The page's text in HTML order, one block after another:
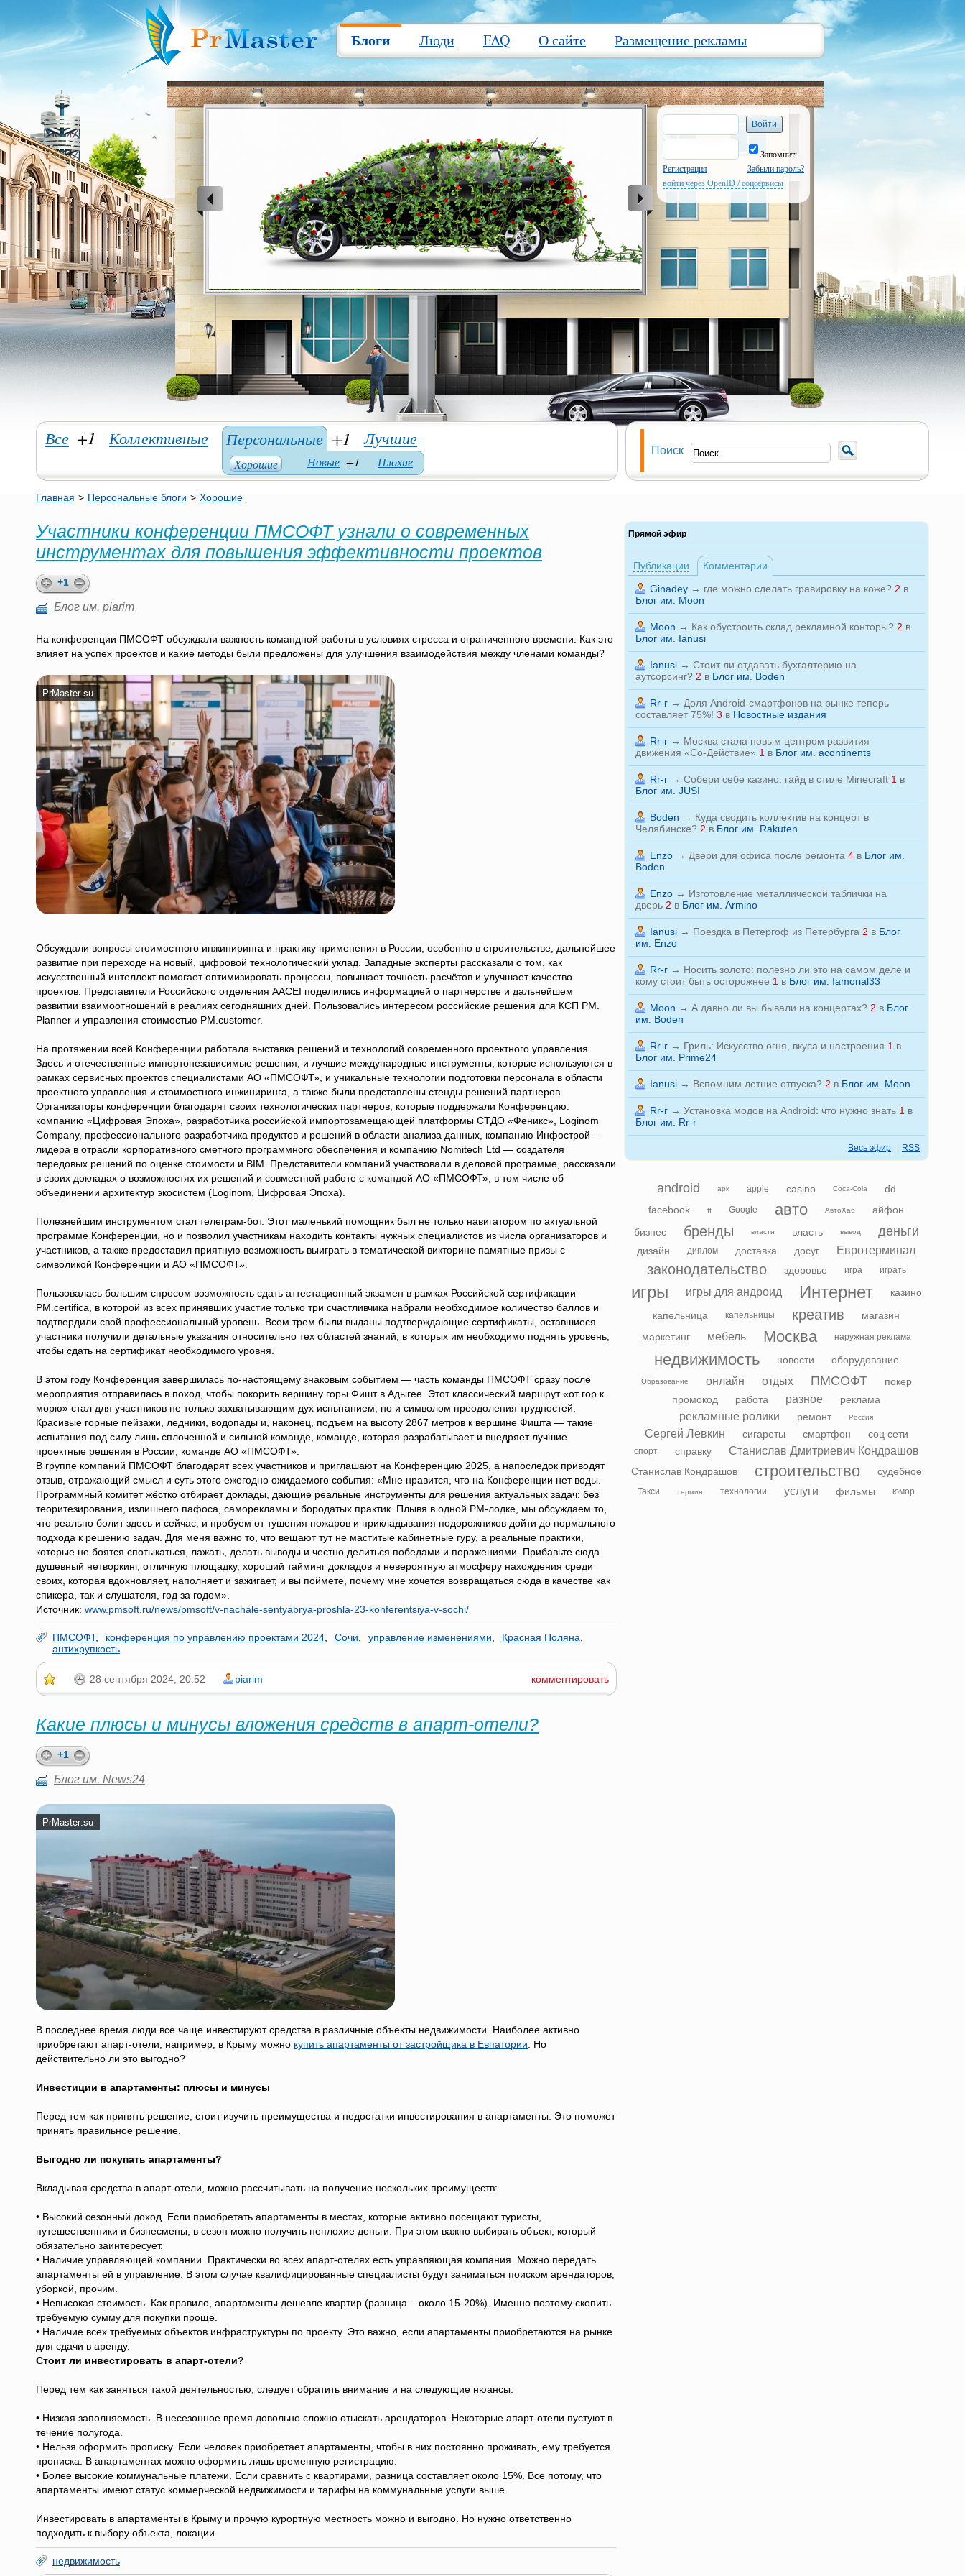
Блоги Люди FAQ О сайте Размещение рекламы
Запомнить
Регистрация
Забыли пароль?
войти через OpenID / соцсервисы
Все +1 Коллективные Персональные +1
Хорошие Новые +1 Плохие
Лучшие
Поиск
Главная > Персональные блоги > Хорошие
Участники конференции ПМСОФТ узнали о современных
инструментах для повышения эффективности проектов
+1
Блог им. piarim
На конференции ПМСОФТ обсуждали важность командной работы в условиях стресса и ограниченного времени. Как это
влияет на успех проектов и какие методы были предложены для улучшения взаимодействия между членами команды?
Обсуждали вопросы стоимостного инжиниринга и практику применения в России, особенно в строительстве, дальнейшее
развитие при переходе на новый, цифровой технологический уклад. Западные эксперты рассказали о том, как
искусственный интеллект помогает оптимизировать процессы, повышает точность расчётов и улучшает качество
проектов. Представители Российского отделения AACEI поделились информацией о партнерстве и дальнейшем
развитии взаимоотношений в реалиях сегодняшних дней. Пользовались интересом российские решения для КСП PM.
Planner и управления стоимостью PM.customer.
На протяжении всей Конференции работала выставка решений и технологий современного проектного управления.
Здесь и отечественные импортонезависимые решения, и лучшие международные инструменты, которые используются в
рамках сервисных проектов специалистами АО «ПМСОФТ», и уникальные технологии подготовки персонала в области
проектного управления и стоимостного инжиниринга, а также были представлены стенды решений партнеров.
Организаторы конференции благодарят своих технологических партнеров, которые поддержали Конференцию:
компанию «Цифровая Эпоха», разработчика российской импортозамещающей платформы СТДО «Феникс», Loginom
Company, профессионального разработчика продуктов и решений в области анализа данных, компанию Инфострой –
лидера в отрасли корпоративного сметного программного обеспечения и компанию Nomitech Ltd — создателя
передовых решений по оценке стоимости и BIM. Представители компаний участвовали в деловой программе, рассказали
в своих докладах о возможностях их решений и совместной работе с командой АО «ПМСОФТ», в том числе об
объединении архитектур экосистем (Loginom, Цифровая Эпоха).
Полезнейшим инструментом стал телеграм-бот. Этот маленький помощник был не только навигатором по актуальной
программе Конференции, но и позволил участникам находить контакты нужных специалистов из числа организаторов и
участников, а также предоставил приятную возможность выиграть в тематической викторине памятные призы с
символикой Конференции и АО «ПМСОФТ».
Пользовалась большим спросом возможность сдать аттестационный экзамен в рамках Российской сертификации
PM.certifica, в которой из всех принявших участие только три счастливчика набрали необходимое количество баллов и
подтвердили свой профессиональный уровень. Всем трем были выданы подтверждающие сертификаты, оставшиеся
участники получили детальные указания относительно тех областей знаний, в которых им необходимо поднять уровень,
чтобы сдать на сертификат необходимого уровня.
В этом году Конференция завершилась по-настоящему знаковым событием — часть команды ПМСОФТ сразу после
мероприятия отправилась в поход, чтобы покорить вершину горы Фишт в Адыгее. Этот классический маршрут «от гор к
морю» стал для участников не только захватывающим дух испытанием, но и символом преодоления трудностей.
Красивые горные пейзажи, ледники, водопады и, наконец, подъем на высоту 2867 метров к вершине Фишта — такие
испытания под силу лишь сплоченной и сильной команде, команде, которая разрабатывает и внедряет лучшие
проектные решения в России, команде АО «ПМСОФТ».
В группе компаний ПМСОФТ благодарят всех участников и приглашают на Конференцию 2025, а напоследок приводят
отзыв, отражающий смысл и суть этого ежегодно ожидаемого события: «Мне нравится, что на Конференции нет воды.
Программный комитет жёстко отбирает доклады, дающие реальные инструменты для решения актуальных задач: без
теоритезирования, излишнего пафоса, саморекламы и бородатых практик. Плывя в одной РМ-лодке, мы обсуждаем то,
что реально болит здесь и сейчас, и пробуем от тушения пожаров и прикладывания подорожников дойти до нормального
подхода к решению задач. Для меня важно то, что вещают тут не маститые кабинетные гуру, а реальные практики,
которые не боятся спотыкаться, лажать, делать выводы и честно делиться победами и поражениями. Прибавьте сюда
душевный нетворкинг, отличную площадку, хороший тайминг докладов и невероятную атмосферу нахождения среди
своих, которая вдохновляет, наполняет и зажигает, и вы поймёте, почему мне хочется возвращаться сюда в качестве как
спикера, так и слушателя, год за годом».
Источник: www.pmsoft.ru/news/pmsoft/v-nachale-sentyabrya-proshla-23-konferentsiya-v-sochi/
ПМСОФТ, конференция по управлению проектами 2024 Сочи управление изменениями Красная Поляна
антихрупкость
28 сентября 2024, 20:52 piarim комментировать
Какие плюсы и минусы вложения средств в апарт-отели?
+1
Блог им. News24
В последнее время люди все чаще инвестируют средства в различные объекты недвижимости. Наиболее активно
приобретают апарт-отели, например, в Крыму можно купить апартаменты от застройщика в Евпатории . Но
действительно ли это выгодно?
Инвестиции в апартаменты: плюсы и минусы
Перед тем как принять решение, стоит изучить преимущества и недостатки инвестирования в апартаменты. Это поможет
принять правильное решение.
Выгодно ли покупать апартаменты?
Вкладывая средства в апарт-отели, можно рассчитывать на получение нескольких преимуществ:
• Высокий сезонный доход. Если приобретать апартаменты в местах, которые активно посещают туристы,
путешественники и бизнесмены, в сезон можно получить неплохие деньги. При этом важно выбирать объект, который
обязательно заинтересует.
• Наличие управляющей компании. Практически во всех апарт-отелях есть управляющая компания. Можно передать
апартаменты ей в управление. В этом случае квалифицированные специалисты будут заниматься поиском арендаторов,
уборкой, прочим.
• Невысокая стоимость. Как правило, апартаменты дешевле квартир (разница – около 15-20%). Именно поэтому скопить
требуемую сумму для покупки проще.
• Наличие всех требуемых объектов инфраструктуры по проекту. Это важно, если апартаменты приобретаются на рынке
для сдачи в аренду.
Стоит ли инвестировать в апарт-отели?
Перед тем как заняться такой деятельностью, следует обратить внимание и на следующие нюансы:
• Низкая заполняемость. В несезонное время довольно сложно отыскать арендаторов. Некоторые апарт-отели пустуют в
течение полугода.
• Нельзя оформить прописку. Если человек приобретает апартаменты, чтобы в них постоянно проживать, ему требуется
прописка. В апартаментах можно оформить лишь временную регистрацию.
• Более высокие коммунальные платежи. Если сравнить с квартирами, разница составляет около 15%. Все потому, что
апартаменты имеют статус коммерческой недвижимости и тарифы на коммунальные услуги выше.
Инвестировать в апартаменты в Крыму и прочую курортную местность можно и выгодно. Но нужно ответственно
подходить к выбору объекта, локации.
недвижимость
Прямой эфир
Публикации
Комментарии
Ginadey→ где можно сделать гравировку на коже? 2 в
Блог им. Moon
Moon → Как обустроить склад рекламной конторы? 2 в
Блог им. Ianusi
Ianusi→ Стоит ли отдавать бухгалтерию на
аутсорсинг? 2 в Блог им. Boden
Rr-r→ Доля Android-смартфонов на рынке теперь
составляет 75%! 3 в Новостные издания
Rr-r→ Москва стала новым центром развития
движения «Со-Действие» 1 в Блог им. acontinents
Rr-r→ Собери себе казино: гайд в стиле Minecraft 1 в
Блог им. JUSI
Boden → Куда сводить коллектив на концерт в
Челябинске? 2 в Блог им. Rakuten
Enzo→ Двери для офиса после ремонта 4в Блог им.
Boden
Enzo→ Изготовление металлической таблички на
дверь 2 в Блог им. Armino
Ianusi→ Поездка в Петергоф из Петербурга 2 в Блог
им. Enzo
Rr-r→ Носить золото: полезно ли это на самом деле и
кому стоит быть осторожнее 1 в Блог им. Iamorial33
Moon → А давно ли вы бывали на концертах? 2 в Блог
им. Boden
Rr-r→ Гриль: Искусство огня, вкуса и настроения 1 в
Блог им. Prime24
Ianusi→ Вспомним летние отпуска? 2 в Блог им. Moon
Rr-r→ Установка модов на Android: что нужно знать 1 в
Блог им. Rr-r
Весь эфир RSS
android apk apple casino Coca-Cola
dd
facebook
ff Google авто АвтоХаб
айфон
бизнес
бренды власти власть вывод деньги
дизайн диплом доставка досуг Евротерминал
законодательство здоровье игра играть
игры игры для андроид Интернет
казино
капельница
капельницы креатив
магазин
маркетинг
мебель Москва наружная реклама
недвижимость новости оборудование
Образование онлайн отдых ПМСОФТ
покер
промокод
работа разное реклама
рекламные ролики ремонт Россия
Сергей Лёвкин сигареты смартфон соц сети
спорт справку Станислав Дмитриевич Кондрашов
Станислав Кондрашов строительство судебное
Такси термин технологии услуги фильмы юмор